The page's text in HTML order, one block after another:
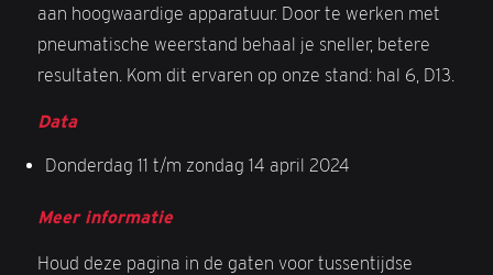
aan hoogwaardige apparatuur. Door te werken met
pneumatische weerstand behaal je sneller, betere
resultaten. Kom dit ervaren op onze stand: hal 6, D13.
Data
Donderdag 11 t/m zondag 14 april 2024
Meer informatie
Houd deze pagina in de gaten voor tussentijdse